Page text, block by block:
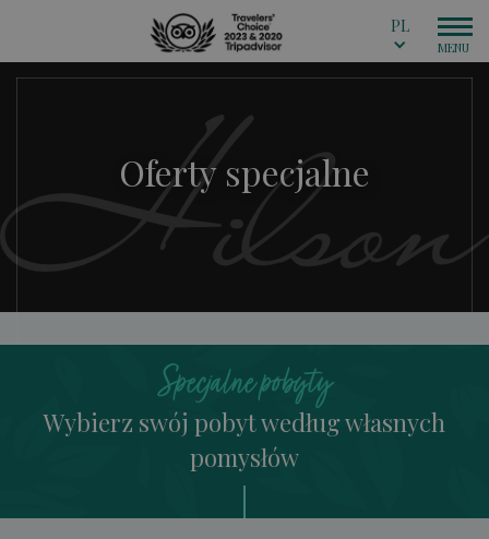
PL
Oferty specjalne
Specjalne pobyty
Wybierz swój pobyt według własnych
pomysłów